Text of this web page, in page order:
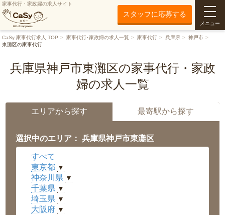
家事代行・家政婦の求人サイト
スタッフに応募する
メニュー
CaSy 家事代行求人 TOP 家事代行･家政婦の求人一覧 家事代行 兵庫県
神戸市
東灘区の家事代行
兵庫県神戸市東灘区の家事代行・家政
婦の求人一覧
エリアから探す 最寄駅から探す
選択中のエリア： 兵庫県神戸市東灘区
すべて
東京都 ▼
神奈川県 ▼
千葉県 ▼
埼玉県 ▼
大阪府 ▼